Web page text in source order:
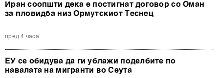
Иран соопшти дека е постигнат договор со Оман
за пловидба низ Ормутскиот Теснец
пред 4 часа
ЕУ се обидува да ги ублажи поделбите по
навалата на мигранти во Сеута